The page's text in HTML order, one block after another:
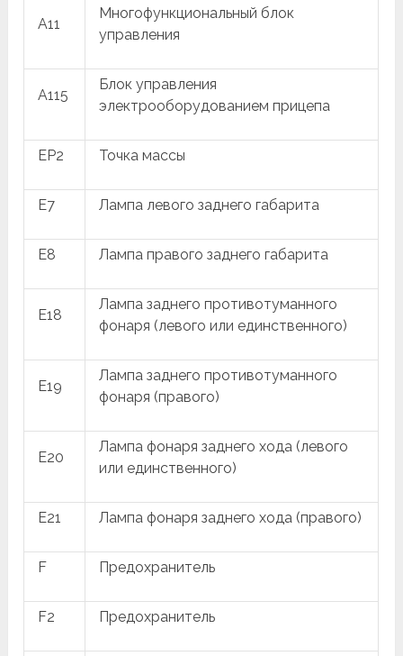
A11
Многофункциональный блок
управления
A115
Блок управления
электрооборудованием прицепа
EP2 Точка массы
E7 Лампа левого заднего габарита
E8 Лампа правого заднего габарита
E18
Лампа заднего противотуманного
фонаря (левого или единственного)
E19
Лампа заднего противотуманного
фонаря (правого)
E20
Лампа фонаря заднего хода (левого
или единственного)
E21 Лампа фонаря заднего хода (правого)
F Предохранитель
F2 Предохранитель